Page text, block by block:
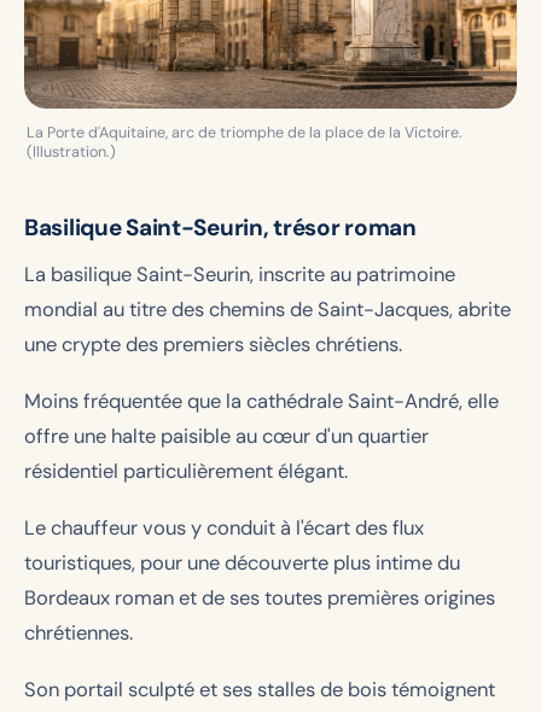
La Porte d'Aquitaine, arc de triomphe de la place de la Victoire.
(Illustration.)
Basilique Saint-Seurin, trésor roman
La basilique Saint-Seurin, inscrite au patrimoine
mondial au titre des chemins de Saint-Jacques, abrite
une crypte des premiers siècles chrétiens.
Moins fréquentée que la cathédrale Saint-André, elle
offre une halte paisible au cœur d'un quartier
résidentiel particulièrement élégant.
Le chauffeur vous y conduit à l'écart des flux
touristiques, pour une découverte plus intime du
Bordeaux roman et de ses toutes premières origines
chrétiennes.
Son portail sculpté et ses stalles de bois témoignent